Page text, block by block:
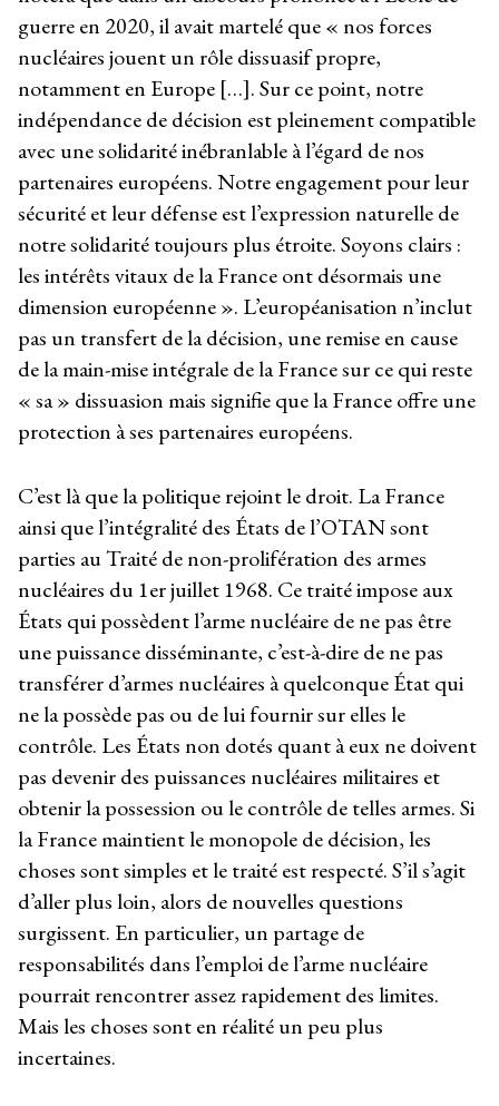
guerre en 2020, il avait martelé que « nos forces
nucléaires jouent un rôle dissuasif propre,
notamment en Europe […]. Sur ce point, notre
indépendance de décision est pleinement compatible
avec une solidarité inébranlable à l’égard de nos
partenaires européens. Notre engagement pour leur
sécurité et leur défense est l’expression naturelle de
notre solidarité toujours plus étroite. Soyons clairs :
les intérêts vitaux de la France ont désormais une
dimension européenne ». L’européanisation n’inclut
pas un transfert de la décision, une remise en cause
de la main-mise intégrale de la France sur ce qui reste
« sa » dissuasion mais signifie que la France offre une
protection à ses partenaires européens.
C’est là que la politique rejoint le droit. La France
ainsi que l’intégralité des États de l’OTAN sont
parties au Traité de non-prolifération des armes
nucléaires du 1er juillet 1968. Ce traité impose aux
États qui possèdent l’arme nucléaire de ne pas être
une puissance disséminante, c’est-à-dire de ne pas
transférer d’armes nucléaires à quelconque État qui
ne la possède pas ou de lui fournir sur elles le
contrôle. Les États non dotés quant à eux ne doivent
pas devenir des puissances nucléaires militaires et
obtenir la possession ou le contrôle de telles armes. Si
la France maintient le monopole de décision, les
choses sont simples et le traité est respecté. S’il s’agit
d’aller plus loin, alors de nouvelles questions
surgissent. En particulier, un partage de
responsabilités dans l’emploi de l’arme nucléaire
pourrait rencontrer assez rapidement des limites.
Mais les choses sont en réalité un peu plus
incertaines.